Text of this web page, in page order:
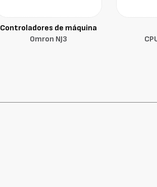
Controladores de máquina
Omron NJ3